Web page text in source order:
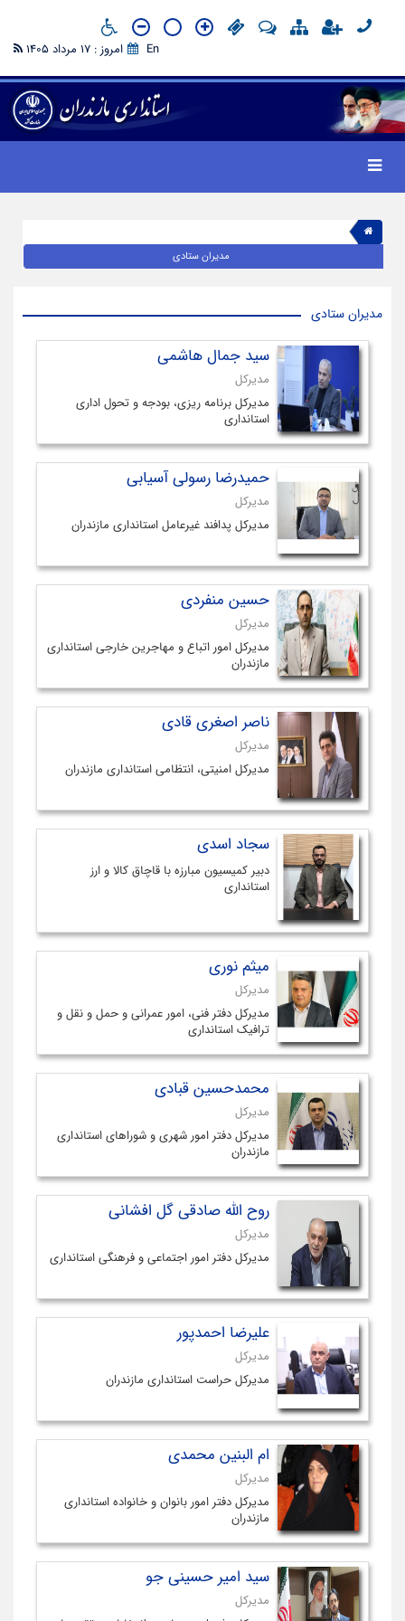
En امروز : 17 مرداد 1405
مدیران ستادی
مدیران ستادی
سید جمال هاشمی
مدیرکل
مدیرکل برنامه ریزی، بودجه و تحول اداری
استانداری
حمیدرضا رسولی آسیابی
مدیرکل
مدیرکل پدافند غیرعامل استانداری مازندران
حسین منفردی
مدیرکل
مدیرکل امور اتباع و مهاجرین خارجی استانداری
مازندران
ناصر اصغری قادی
مدیرکل
مدیرکل امنیتی، انتظامی استانداری مازندران
سجاد اسدی
دبیر کمیسیون مبارزه با قاچاق کالا و ارز
استانداری
میثم نوری
مدیرکل
مدیرکل دفتر فنی، امور عمرانی و حمل و نقل و
ترافیک استانداری
محمدحسین قبادی
مدیرکل
مدیرکل دفتر امور شهری و شوراهای استانداری
مازندران
روح الله صادقی گل افشانی
مدیرکل
مدیرکل دفتر امور اجتماعی و فرهنگی استانداری
علیرضا احمدپور
مدیرکل
مدیرکل حراست استانداری مازندران
ام البنین محمدی
مدیرکل
مدیرکل دفتر امور بانوان و خانواده استانداری
مازندران
سید امیر حسینی جو
مدیرکل